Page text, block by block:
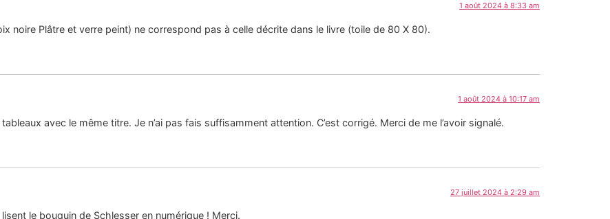
1 août 2024 à 8:33 am
noire Plâtre et verre peint) ne correspond pas à celle décrite dans le livre (toile de 80 X 80).
1 août 2024 à 10:17 am
avec le même titre. Je n’ai pas fais suffisamment attention. C’est corrigé. Merci de me l’avoir signalé.
27 juillet 2024 à 2:29 am
le bouquin de Schlesser en numérique ! Merci.